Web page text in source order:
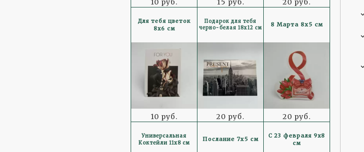
10 руб. 15 руб. 20 руб.
Для тебя цветок
8x6 см
10 руб.
Подарок для тебя
черно-белая 18x12 см
20 руб.
8 Марта 8x5 см
20 руб.
Универсальная
Коктейли 11x8 см
Послание 7x5 см
С 23 февраля 9x8
см